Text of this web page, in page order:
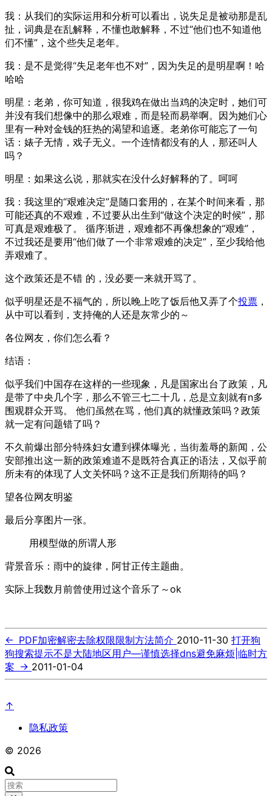
我：从我们的实际运用和分析可以看出，说失足是被动那是乱
扯，词典是在乱解释，不懂也敢解释，不过“他们也不知道他
们不懂”，这个些失足老年。
我：是不是觉得“失足老年也不对”，因为失足的是明星啊！哈
哈哈
明星：老弟，你可知道，很我鸡在做出当鸡的决定时，她们可
并没有我们想像中的那么艰难，而是轻而易举啊。因为她们心
里有一种对金钱的狂热的渴望和追逐。老弟你可能忘了一句
话：婊子无情，戏子无义。一个连情都没有的人，那还叫人
吗？
明星：如果这么说，那就实在没什么好解释的了。呵呵
我：我这里的“艰难决定”是随口套用的，在某个时间来看，那
可能还真的不艰难，不过要从出生到“做这个决定的时候”，那
可真是艰难极了。 循序渐进，艰难都不再像想象的“艰难”，
不过我还是要用“他们做了一个非常艰难的决定”，至少我给他
弄艰难了。
这个政策还是不错 的，没必要一来就开骂了。
似乎明星还是不福气的，所以晚上吃了饭后他又弄了个投票 ，
从中可以看到，支持俺的人还是灰常少的～
各位网友，你们怎么看？
结语：
似乎我们中国存在这样的一些现象，凡是国家出台了政策，凡
是带了中央几个字，那么不管三七二十几，总是立刻就有n多
围观群众开骂。 他们虽然在骂，他们真的就懂政策吗？政策
就一定有问题错了吗？
不久前爆出部分特殊妇女遭到裸体曝光，当街羞辱的新闻，公
安部推出这一新的政策难道不是既符合真正的语法，又似乎前
所未有的体现了人文关怀吗？这不正是我们所期待的吗？
望各位网友明鉴
最后分享图片一张。
用模型做的所谓人形
背景音乐：雨中的旋律，阿甘正传主题曲。
实际上我数月前曾使用过这个音乐了～ok
← PDF加密解密去除权限限制方法简介 2010-11-30 打开狗
狗搜索提示不是大陆地区用户—谨慎选择dns避免麻烦|临时方
案 → 2011-01-04
↑
隐私政策
© 2026